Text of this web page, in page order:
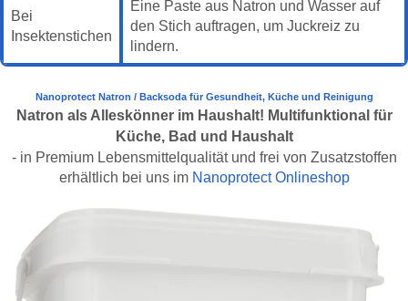
Bei
Insektenstichen
Eine Paste aus Natron und Wasser auf
den Stich auftragen, um Juckreiz zu
lindern.
Nanoprotect Natron / Backsoda für Gesundheit, Küche und Reinigung
Natron als Alleskönner im Haushalt! Multifunktional für
Küche, Bad und Haushalt
- in Premium Lebensmittelqualität und frei von Zusatzstoffen
erhältlich bei uns im Nanoprotect Onlineshop